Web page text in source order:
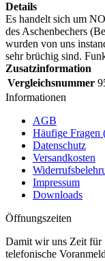
Details
Es handelt sich um
des Aschenbechers
wurden von uns
sehr brüchig sind.
Zusatzinformation
Vergleichsnummer
Informationen
AGB
Häufige Fragen
Datenschutz
Versandkosten
Impressum
Downloads
Öffnungszeiten
Damit wir uns Zeit für
telefonische